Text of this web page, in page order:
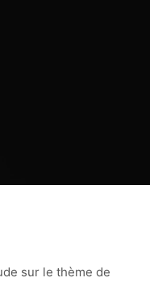
sur le thème de